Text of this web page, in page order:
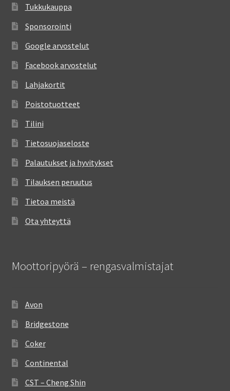
Tukkukauppa
Sponsorointi
Google arvostelut
Facebook arvostelut
Lahjakortit
Poistotuotteet
Tilini
Tietosuojaseloste
Palautukset ja hyvitykset
Tilauksen peruutus
Tietoa meistä
Ota yhteyttä
Moottoripyörä – rengasvalmistajat
Avon
Bridgestone
Coker
Continental
CST – Cheng Shin